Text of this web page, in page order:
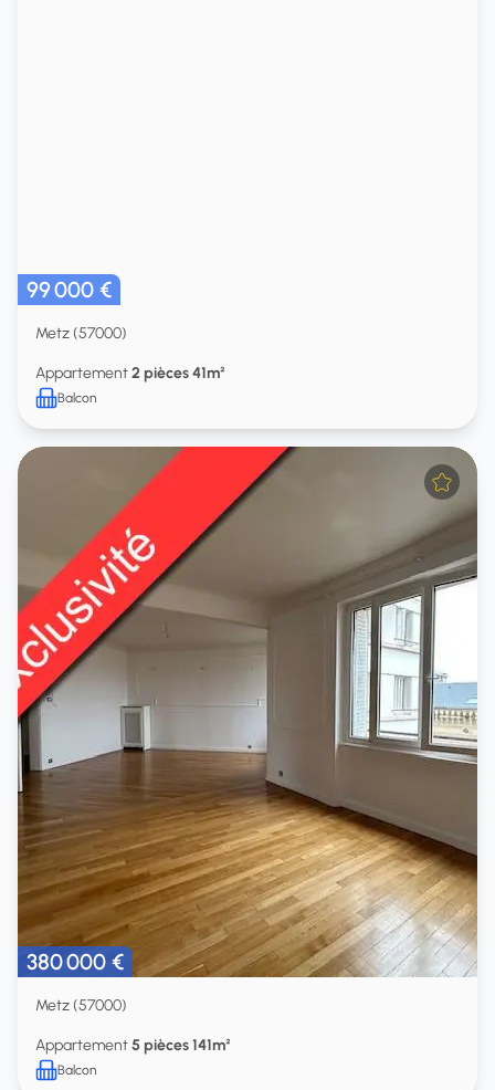
99 000 €
Metz (57000)
Appartement2 pièces 41m²
Balcon
380 000 €
Metz (57000)
Appartement5 pièces 141m²
Balcon